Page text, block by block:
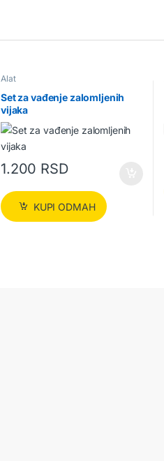
Alat
Set za vađenje zalomljenih
vijaka
1.200 RSD
KUPI ODMAH